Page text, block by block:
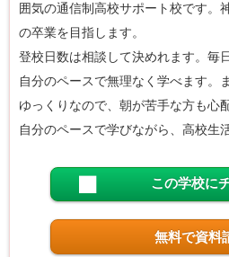
囲気の通信制高校サポート校です。
の卒業を目指します。
登校日数は相談して決めれます。毎
自分のペースで無理なく学べます。
ゆっくりなので、朝が苦手な方も心
自分のペースで学びながら、高校生
この学校に
無料で資料